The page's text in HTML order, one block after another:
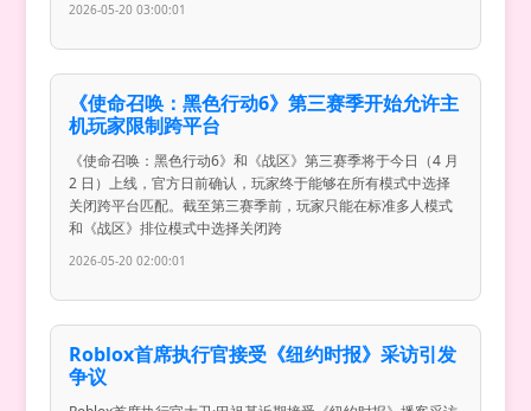
2026-05-20 03:00:01
《使命召唤：黑色行动6》第三赛季开始允许主
机玩家限制跨平台
《使命召唤：黑色行动6》和《战区》第三赛季将于今日（4 月
2 日）上线，官方日前确认，玩家终于能够在所有模式中选择
关闭跨平台匹配。截至第三赛季前，玩家只能在标准多人模式
和《战区》排位模式中选择关闭跨
2026-05-20 02:00:01
Roblox首席执行官接受《纽约时报》采访引发
争议